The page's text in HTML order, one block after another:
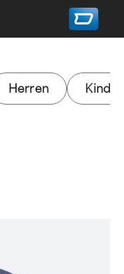
Herren Kinder